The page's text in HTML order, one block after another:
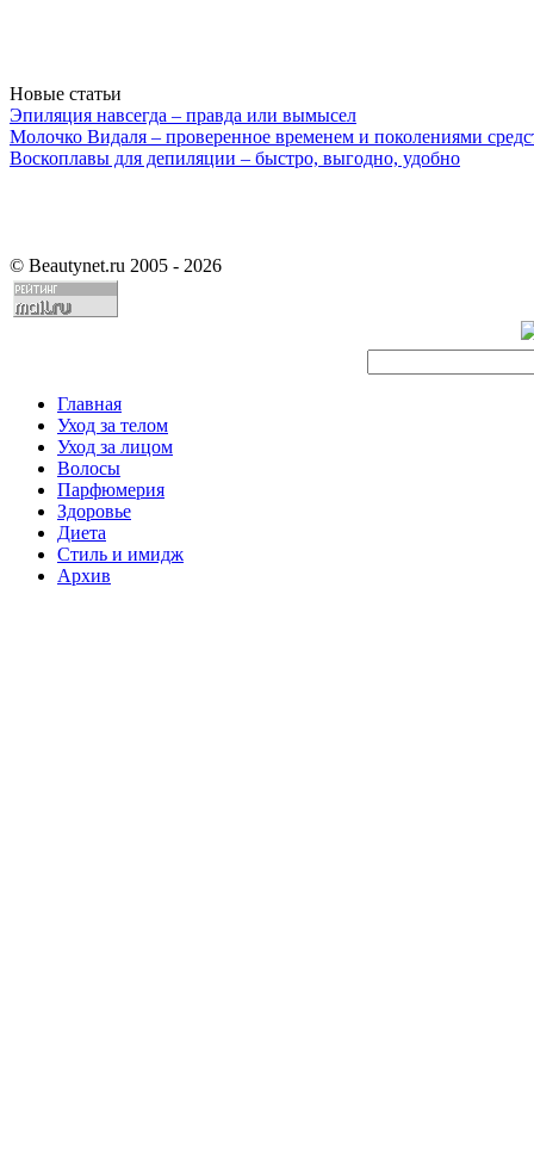
Новые статьи
Эпиляция навсегда – правда или вымысел
Молочко Видаля – проверенное временем и поколениями
Воскоплавы для депиляции – быстро, выгодно, удобно
© Beautynet.ru 2005 - 2026
Главная
Уход за телом
Уход за лицом
Волосы
Парфюмерия
Здоровье
Диета
Стиль и имидж
Архив